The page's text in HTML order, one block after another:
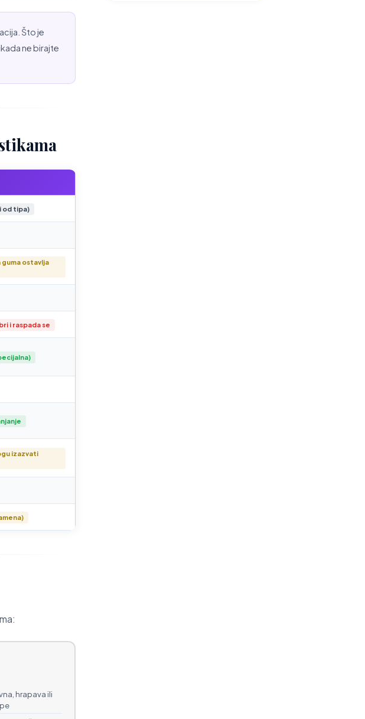
Što je
ne birajte
od tipa)
guma ostavlja
i raspada se
izazvati
hrapava ili